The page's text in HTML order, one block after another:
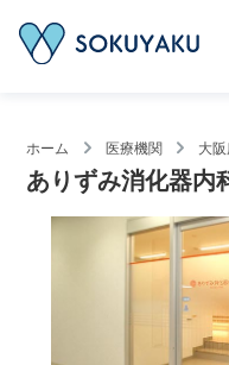
ホーム 医療機関 大
ありずみ消化器内